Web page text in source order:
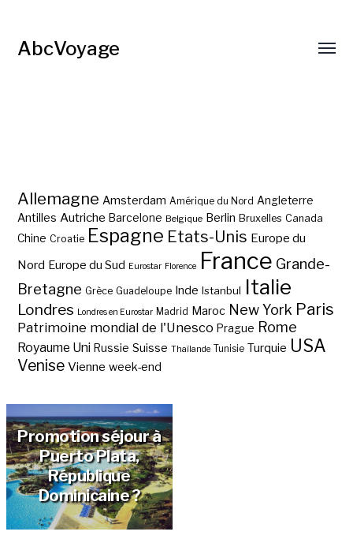
AbcVoyage
Allemagne Amsterdam Amérique du Nord Angleterre
Antilles Autriche Barcelone Belgique Berlin Bruxelles Canada
Chine Croatie Espagne Etats-Unis Europe du
Nord Europe du Sud Eurostar Florence France Grande-
Bretagne Grèce Guadeloupe Inde Istanbul Italie
Londres Londres en Eurostar Madrid Maroc New York Paris
Patrimoine mondial de l'Unesco Prague Rome
Royaume Uni Russie Suisse Thaïlande Tunisie Turquie USA
Venise Vienne week-end
Promotion séjour à
Puerto Plata,
République
Dominicaine ?